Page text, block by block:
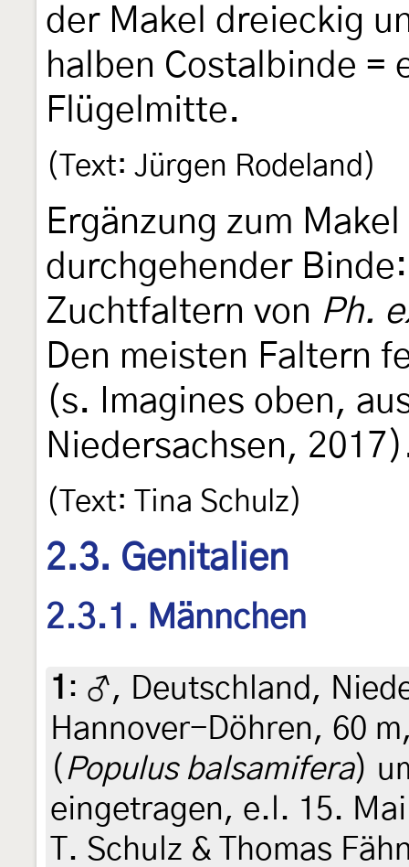
der Makel dreieckig
halben Costalbinde =
Flügelmitte.
(Text: Jürgen Rodeland)
Ergänzung zum
durchgehender
Zuchtfaltern von Ph.
Den meisten Faltern
(s. Imagines oben,
Niedersachsen,
(Text: Tina Schulz)
2.3. Genitalien
2.3.1. Männchen
1 : ♂, Deutschland,
Hannover-Döhren, 60
( Populus balsamifera)
eingetragen, e.l. 15.
T. Schulz & Thomas